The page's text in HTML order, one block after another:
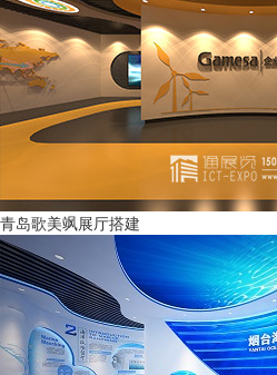
青岛歌美飒展厅搭建